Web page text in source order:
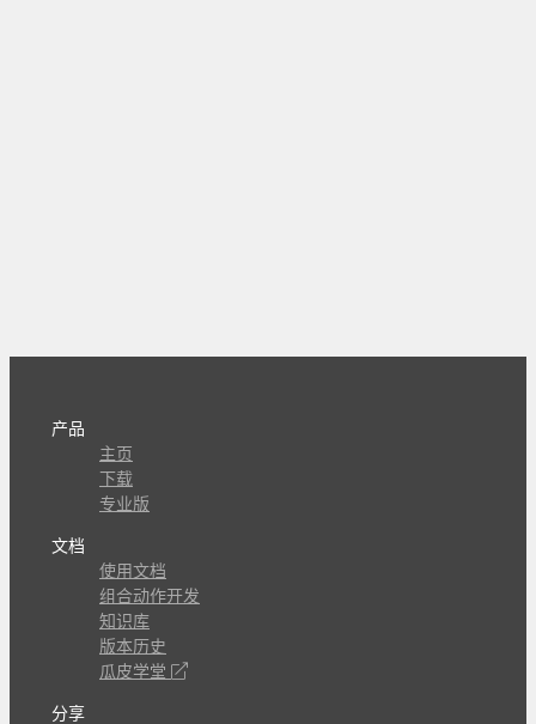
产品
主页
下载
专业版
文档
使用文档
组合动作开发
知识库
版本历史
瓜皮学堂
分享